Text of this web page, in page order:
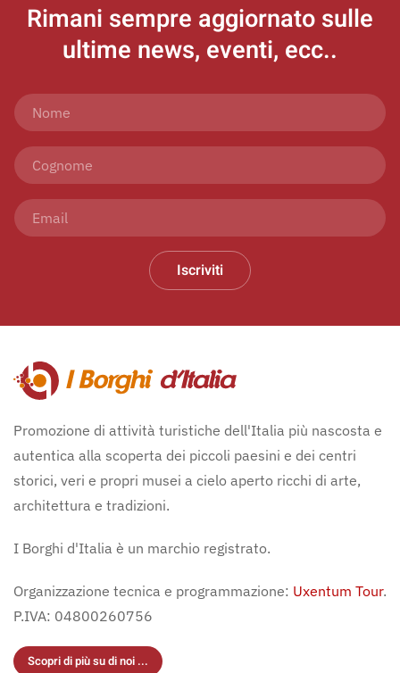
Rimani sempre aggiornato sulle
ultime news, eventi, ecc..
Iscriviti
Promozione di attività turistiche dell'Italia più nascosta e
autentica alla scoperta dei piccoli paesini e dei centri
storici, veri e propri musei a cielo aperto ricchi di arte,
architettura e tradizioni.
I Borghi d'Italia è un marchio registrato.
Organizzazione tecnica e programmazione: Uxentum Tour.
P.IVA: 04800260756
Scopri di più su di noi ...